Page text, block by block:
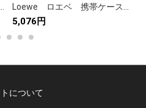
5,076円
について